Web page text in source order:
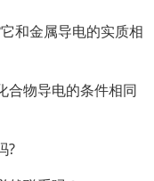
和金属导电的实质相
合物导电的条件相同
?